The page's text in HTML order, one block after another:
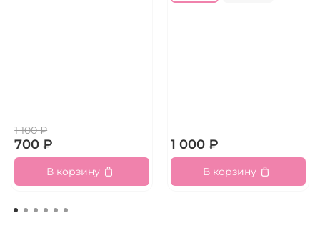
1 100 ₽
700 ₽
В корзину
1 000 ₽
В корзину